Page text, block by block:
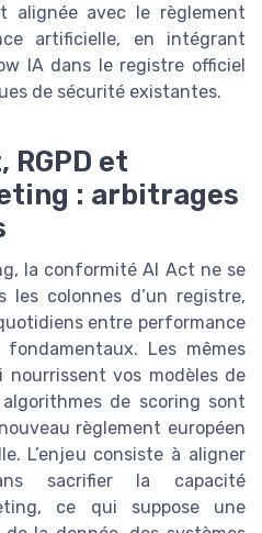
alignée avec le règlement
artificielle, en intégrant
IA dans le registre officiel
de sécurité existantes.
et
: arbitrages
la conformité AI Act ne se
les colonnes d’un registre,
entre performance
Les mêmes
nourrissent vos modèles de
de scoring sont
règlement européen
L’enjeu consiste à aligner
sacrifier la capacité
ce qui suppose une